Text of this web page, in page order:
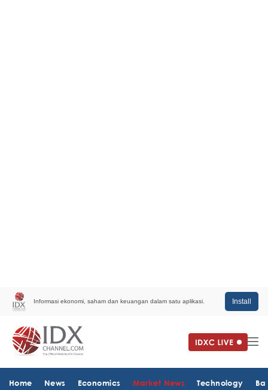
Informasi ekonomi, saham dan keuangan dalam satu aplikasi. Install
Home News Economics Market News Technology